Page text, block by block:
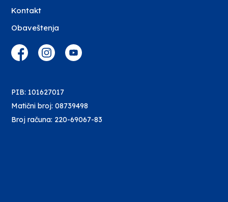
Kontakt
Obaveštenja
PIB: 101627017
Matični broj: 08739498
Broj računa: 220-69067-83